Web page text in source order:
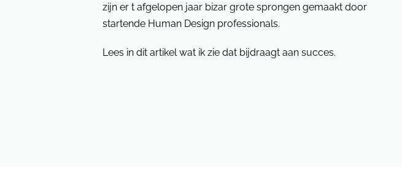
zijn er t afgelopen jaar bizar grote sprongen gemaakt door
startende Human Design professionals.
Lees in dit artikel wat ik zie dat bijdraagt aan succes.